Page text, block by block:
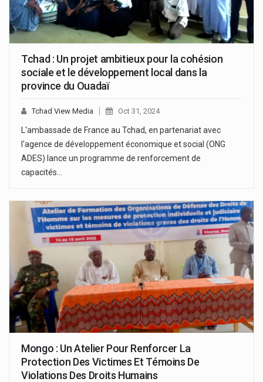
Tchad : Un projet ambitieux pour la cohésion
sociale et le développement local dans la
province du Ouadaï
Tchad View Media Oct 31, 2024
L'ambassade de France au Tchad, en partenariat avec
l'agence de développement économique et social (ONG
ADES) lance un programme de renforcement de
capacités…
Mongo : Un Atelier Pour Renforcer La
Protection Des Victimes Et Témoins De
Violations Des Droits Humains